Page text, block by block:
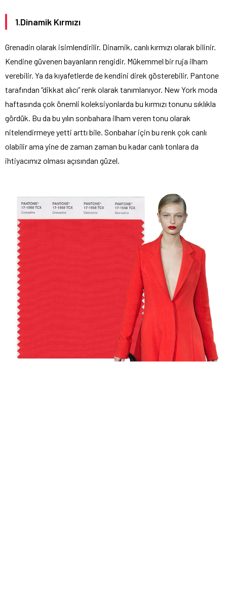
1.Dinamik Kırmızı
Grenadin olarak isimlendirilir. Dinamik, canlı kırmızı olarak bilinir.
Kendine güvenen bayanların rengidir. Mükemmel bir ruja ilham
verebilir. Ya da kıyafetlerde de kendini direk gösterebilir. Pantone
tarafından “dikkat alıcı” renk olarak tanımlanıyor. New York moda
haftasında çok önemli koleksiyonlarda bu kırmızı tonunu sıklıkla
gördük. Bu da bu yılın sonbahara ilham veren tonu olarak
nitelendirmeye yetti arttı bile. Sonbahar için bu renk çok canlı
olabilir ama yine de zaman zaman bu kadar canlı tonlara da
ihtiyacımız olması açısından güzel.